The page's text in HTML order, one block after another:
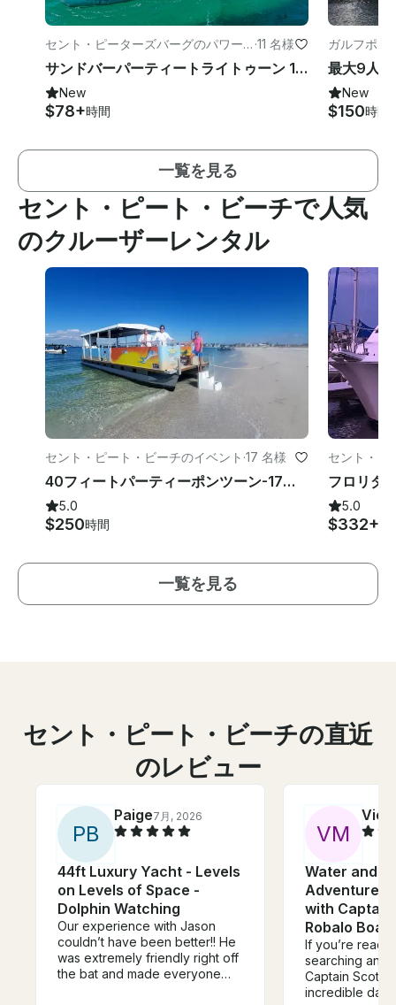
セント・ピーターズバーグのパワー
ボート
·11 名様
サンドバーパーティートライトゥーン 10人まで | 26フィートベニントン 2550 GSR トライトゥーン
New
$78+時間
ガルフポー
最大9人
New
$150時間
一覧を見る
セント・ピート・ビーチで人気
のクルーザーレンタル
セント・ピート・ビーチのイベント ·17 名様
40フィートパーティーポンツーン-17パッセンジャー（キャプテンとクルー付き）-COI-フロリダ州セントピートビーチ
5.0
$250時間
セント・ピ
5.0
$332+
一覧を見る
セント・ピート・ビーチの直近
のレビュー
PB
Paige7月, 2026
44ft Luxury Yacht - Levels
on Levels of Space -
Dolphin Watching
Our experience with Jason
couldn’t have been better!! He
was extremely friendly right off
the bat and made everyone
VM
Water and
Adventures
with
Robalo Boat
If you’re
searching and
Captain Scott!
incredible day